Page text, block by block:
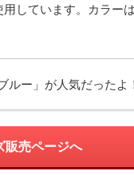
しています。カラー
ー」が人気だったよ
販売ページへ